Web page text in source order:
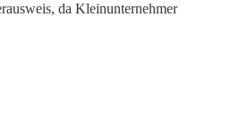
da Kleinunternehmer